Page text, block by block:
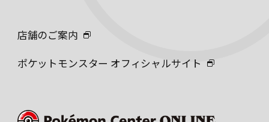
店舗のご案内
ポケットモンスター オフィシャルサイト